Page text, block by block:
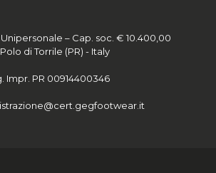
– Cap. soc. € 10.400,00
di Torrile (PR) - Italy
Impr. PR 00914400346